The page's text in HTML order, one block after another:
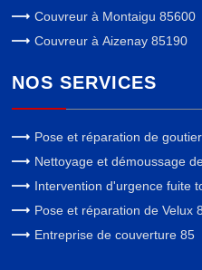
Couvreur à Montaigu 85600
Couvreur à Aizenay 85190
NOS SERVICES
Pose et réparation de
Nettoyage et démoussage
Intervention d'urgence fuite
Pose et réparation de Velux
Entreprise de couverture 85